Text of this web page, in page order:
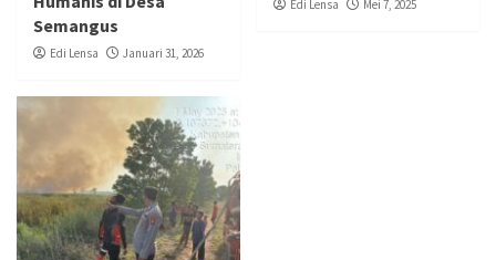
Semangus
Edi Lensa Januari 31, 2026
Edi Lensa Mei 7, 2025